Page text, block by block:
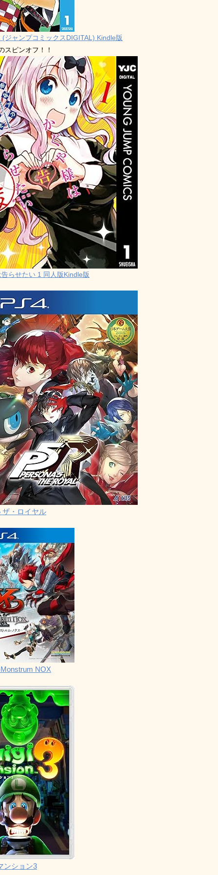
(ジャンプコミックスDIGITAL) Kindle版
スピンオフ！！
らせたい 1 同人版Kindle版
ザ・ロイヤル
NOX
ンション3